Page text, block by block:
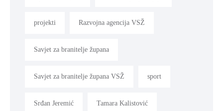
projekti Razvojna agencija VSŽ
Savjet za branitelje župana
Savjet za branitelje župana VSŽ sport
Srđan Jeremić Tamara Kalistović